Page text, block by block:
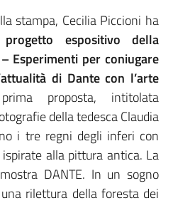
stampa, Cecilia Piccioni ha
espositivo della
Esperimenti per coniugare
di Dante con l’arte
proposta, intitolata
della tedesca Claudia
i tre regni degli inferi con
alla pittura antica. La
DANTE. In un sogno
rilettura della foresta dei